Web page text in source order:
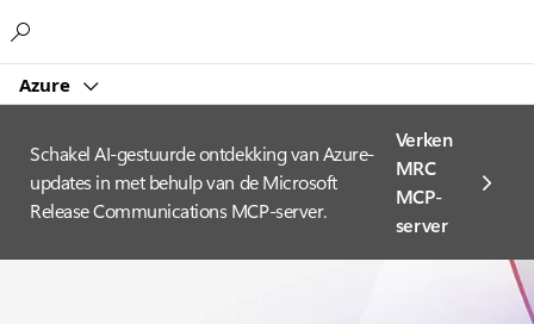
Azure
Schakel AI-gestuurde ontdekking van Azure-
updates in met behulp van de Microsoft
Release Communications MCP-server.
Verken
MRC
MCP-
server